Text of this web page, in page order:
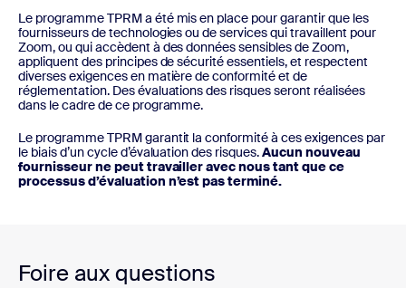
Le programme TPRM a été mis en place pour garantir que les
fournisseurs de technologies ou de services qui travaillent pour
Zoom, ou qui accèdent à des données sensibles de Zoom,
appliquent des principes de sécurité essentiels, et respectent
diverses exigences en matière de conformité et de
réglementation. Des évaluations des risques seront réalisées
dans le cadre de ce programme.
Le programme TPRM garantit la conformité à ces exigences par
le biais d’un cycle d’évaluation des risques.Aucun nouveau
fournisseur ne peut travailler avec nous tant que ce
processus d’évaluation n’est pas terminé.
Foire aux questions